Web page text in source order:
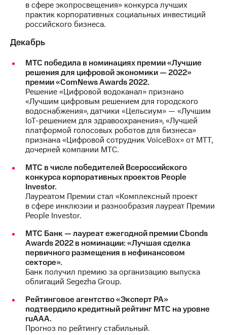
в сфере экопросвещения» конкурса лучших
практик корпоративных социальных инвестиций
российского бизнеса.
Декабрь
МТС победила в номинациях премии «Лучшие
решения для цифровой экономики — 2022»
премии «ComNews Awards 2022.
Решение «Цифровой водоканал» признано
«Лучшим цифровым решением для городского
водоснабжения», датчики «Цельсиум» — «Лучшим
IoT-решением для здравоохранения», «Лучшей
платформой голосовых роботов для бизнеса»
признана «Цифровой сотрудник VoiceBox» от МТТ,
дочерней компании МТС.
МТС в числе победителей Всероссийского
конкурса корпоративных проектов People
Investor.
Лауреатом Премии стал «Комплексный проект
в сфере инклюзии и разнообразия лауреат Премии
People Investor.
МТС Банк — лауреат ежегодной премии Cbonds
Awards 2022 в номинации: «Лучшая сделка
первичного размещения в нефинансовом
секторе».
Банк получил премию за организацию выпуска
облигаций Segezha Group.
Рейтинговое агентство «Эксперт РА»
подтвердило кредитный рейтинг МТС на уровне
ruAAA.
Прогноз по рейтингу стабильный.